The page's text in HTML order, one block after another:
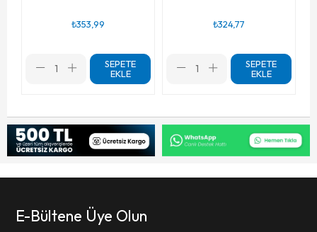
₺353,99
SEPETE
EKLE
₺324,77
SEPETE
EKLE
E-Bültene Üye Olun